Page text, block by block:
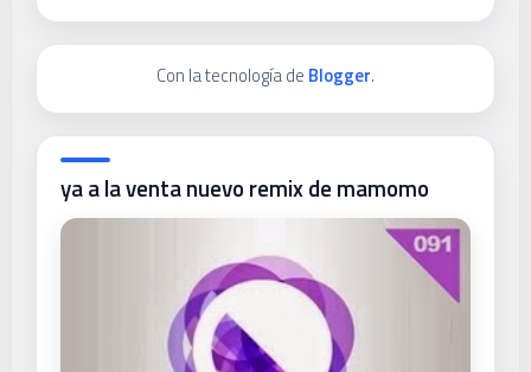
Con la tecnología de Blogger.
ya a la venta nuevo remix de mamomo